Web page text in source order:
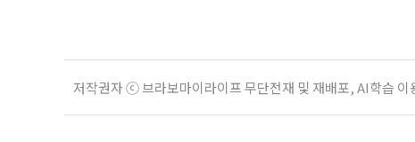
저작권자 ⓒ 브라보마이라이프 무단전재 및 재배포, AI학습 이